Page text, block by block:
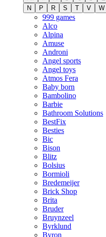
N
P R S T V W
999 games
Alco
Alpina
Amuse
Androni
Angel sports
Angel toys
Atmos Fera
Baby born
Bambolino
Barbie
Bathroom Solutions
BestFix
Besties
Bic
Bison
Blitz
Bolsius
Bormioli
Bredemeijer
Brick Shop
Brita
Bruder
Bruynzeel
Byrklund
Byron